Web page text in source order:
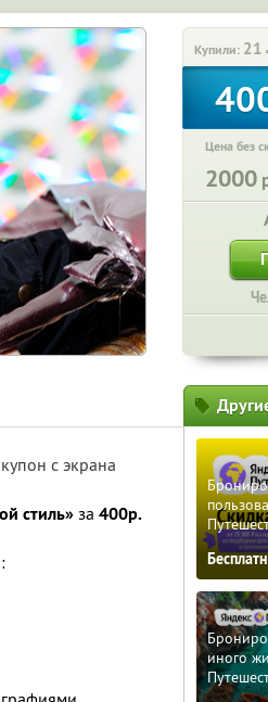
Купили: 21
Цена без
2000
с экрана
стиль»за 400р.
иного